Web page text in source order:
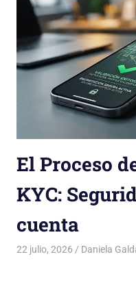
El Proceso
KYC:
cuenta
22 julio, 2026 Daniela